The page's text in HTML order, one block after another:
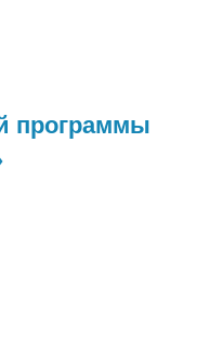
программы